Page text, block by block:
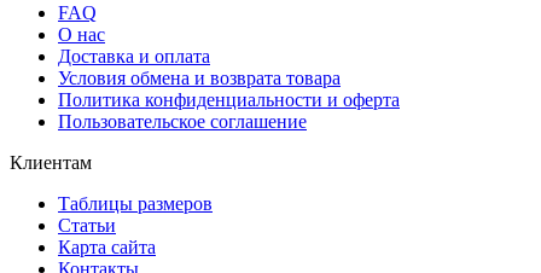
FAQ
О нас
Доставка и оплата
Условия обмена и возврата товара
Политика конфиденциальности и оферта
Пользовательское соглашение
Клиентам
Таблицы размеров
Статьи
Карта сайта
Контакты